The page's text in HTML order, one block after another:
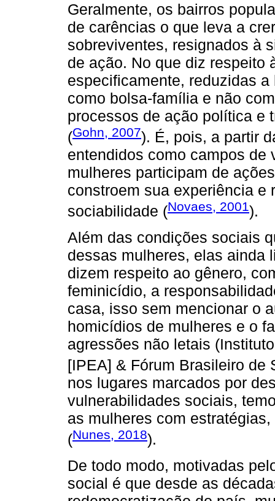
Geralmente, os bairros
de carências o que leva a
sobreviventes, resignados à
de ação. No que diz respeito
especificamente, reduzidas
como bolsa-família e não
processos de ação política e
(Gohn, 2007). É, pois, a partir
entendidos como campos de
mulheres participam de
constroem sua experiência e
sociabilidade (Novaes, 2001).
Além das condições sociais
dessas mulheres, elas ainda
dizem respeito ao gênero,
feminicídio, a
casa, isso sem mencionar o
homicídios de mulheres e o
agressões não letais
[IPEA] & Fórum Brasileiro
nos lugares marcados por
vulnerabilidades sociais,
as mulheres com
(Nunes, 2018).
De todo modo, motivadas
social é que desde as